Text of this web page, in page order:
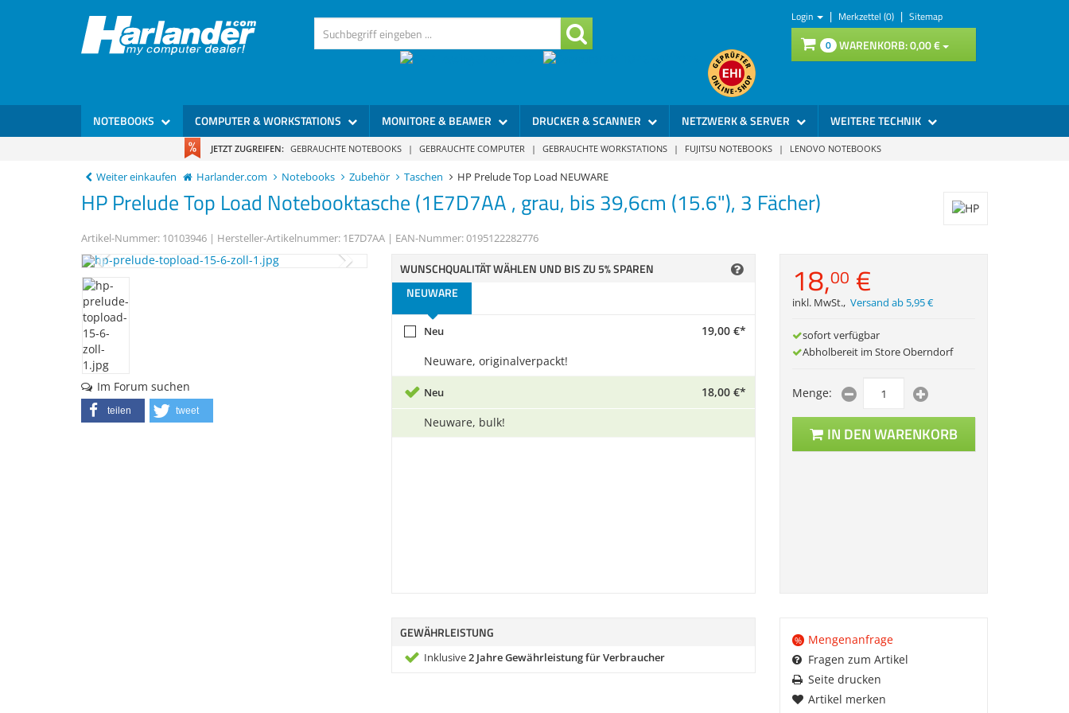
Login | Merkzettel (0) | Sitemap
0 WARENKORB:0,00€
NOTEBOOKS COMPUTER & WORKSTATIONS MONITORE & BEAMER DRUCKER & SCANNER NETZWERK & SERVER WEITERE TECHNIK
JETZT ZUGREIFEN: GEBRAUCHTE NOTEBOOKS | GEBRAUCHTE COMPUTER | GEBRAUCHTE WORKSTATIONS | FUJITSU NOTEBOOKS | LENOVO NOTEBOOKS
Weiter einkaufen Harlander.com Notebooks Zubehör Taschen HP Prelude Top Load NEUWARE
HP Prelude Top Load Notebooktasche (1E7D7AA , grau, bis 39,6cm (15.6"), 3 Fächer)
Artikel-Nummer: 10103946 | Hersteller-Artikelnummer: 1E7D7AA | EAN-Nummer:0195122282776
Im Forum suchen
teilen tweet
WUNSCHQUALITÄT WÄHLEN UND BIS ZU 5% SPAREN
NEUWARE
Neu 19,00 €*
Neuware, originalverpackt!
Neu 18,00 €*
Neuware, bulk!
GEWÄHRLEISTUNG
Inklusive2 Jahre Gewährleistung für Verbraucher
18,00 €
inkl. MwSt., Versand ab 5,95 €
sofort verfügbar
Abholbereit im Store Oberndorf
Menge:
IN DEN WARENKORB
%
Mengenanfrage
Fragen zum Artikel
Seite drucken
Artikel merken